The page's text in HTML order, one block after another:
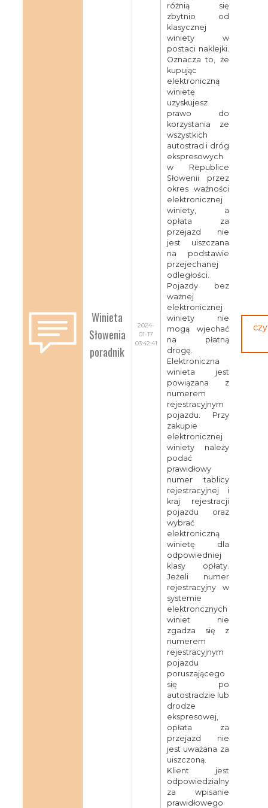
Winieta
Słowenia
poradnik
2024-
01-17
03:42:41
różnią się
zbytnio od
klasycznej
winiety w
postaci naklejki.
Oznacza to, że
kupując
elektroniczną
winietę
uzyskujesz
prawo do
korzystania ze
wszystkich
autostrad i dróg
ekspresowych
w Republice
Słowenii przez
okres ważności
elektronicznej
winiety, a
opłata za
przejazd nie
jest uiszczana
na podstawie
przejechanej
odległości.
Pojazdy bez
ważnej
elektronicznej
winiety nie
mogą wjechać
na płatną
drogę.
Elektroniczna
winieta jest
powiązana z
numerem
rejestracyjnym
pojazdu. Przy
zakupie
elektronicznej
winiety należy
podać
prawidłowy
numer tablicy
rejestracyjnej i
kraj rejestracji
pojazdu oraz
wybrać
elektroniczną
winietę dla
odpowiedniej
klasy opłaty.
Jeżeli numer
rejestracyjny w
systemie
elektroncznych
winiet nie
zgadza się z
numerem
rejestracyjnym
pojazdu
poruszającego
się po
autostradzie lub
drodze
ekspresowej,
opłata za
przejazd nie
jest uważana za
uiszczoną.
Klient jest
odpowiedzialny
za wpisanie
prawidłowego